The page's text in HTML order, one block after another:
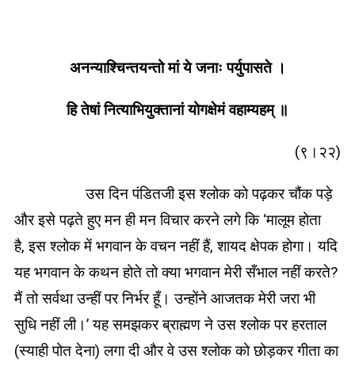
अनन्याश्चिन्तयन्तो मां ये जनाः पर्युपासते ।
हि तेषां नित्याभियुक्तानां योगक्षेमं वहाम्यहम् ॥
(९।२२)
उस दिन पंडितजी इस श्लोक को पढ़कर चौंक पड़े
और इसे पढ़ते हुए मन ही मन विचार करने लगे कि ‘मालूम होता
है, इस श्लोक में भगवान के वचन नहीं हैं, शायद क्षेपक होगा। यदि
यह भगवान के कथन होते तो क्या भगवान मेरी सँभाल नहीं करते?
मैं तो सर्वथा उन्हीं पर निर्भर हूँ। उन्होंने आजतक मेरी जरा भी
सुधि नहीं ली।’ यह समझकर ब्राह्मण ने उस श्लोक पर हरताल
(स्याही पोत देना) लगा दी और वे उस श्लोक को छोड़कर गीता का